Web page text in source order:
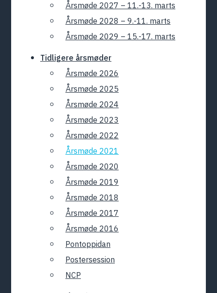
Årsmøde 2027 – 11.-13. marts
Årsmøde 2028 – 9.-11. marts
Årsmøde 2029 – 15.-17. marts
Tidligere årsmøder
Årsmøde 2026
Årsmøde 2025
Årsmøde 2024
Årsmøde 2023
Årsmøde 2022
Årsmøde 2021
Årsmøde 2020
Årsmøde 2019
Årsmøde 2018
Årsmøde 2017
Årsmøde 2016
Pontoppidan
Postersession
NCP